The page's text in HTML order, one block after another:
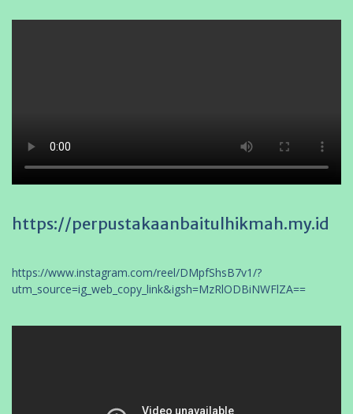
https://perpustakaanbaitulhikmah.my.id
https://www.instagram.com/reel/DMpfShsB7v1/?
utm_source=ig_web_copy_link&igsh=MzRlODBiNWFlZA==